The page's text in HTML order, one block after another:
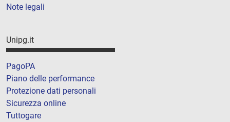
Note legali
Unipg.it
PagoPA
Piano delle performance
Protezione dati personali
Sicurezza online
Tuttogare